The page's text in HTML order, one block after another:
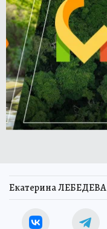
Екатерина ЛЕБЕДЕВА